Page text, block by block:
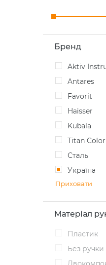
Бренд
Aktiv
Antares
Favorit
Haisser
Kubala
Titan Color
Сталь
Україна
Приховати
Матеріал
Пластик
Без ручки